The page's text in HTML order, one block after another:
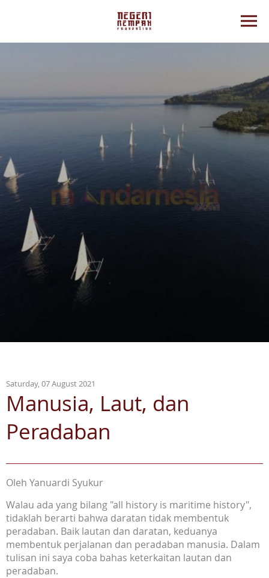
Saturday, 07 August 2021
Manusia, Laut, dan
Peradaban
Oleh Yanuardi Syukur
Walau ada yang bilang "all history is maritime history",
tidaklah berarti bahwa daratan tidak membentuk
peradaban. Baik lautan dan daratan, keduanya
membentuk perjalanan dan peradaban manusia. Dalam
tulisan ini saya coba bahas keterkaitan lautan dan
peradaban.